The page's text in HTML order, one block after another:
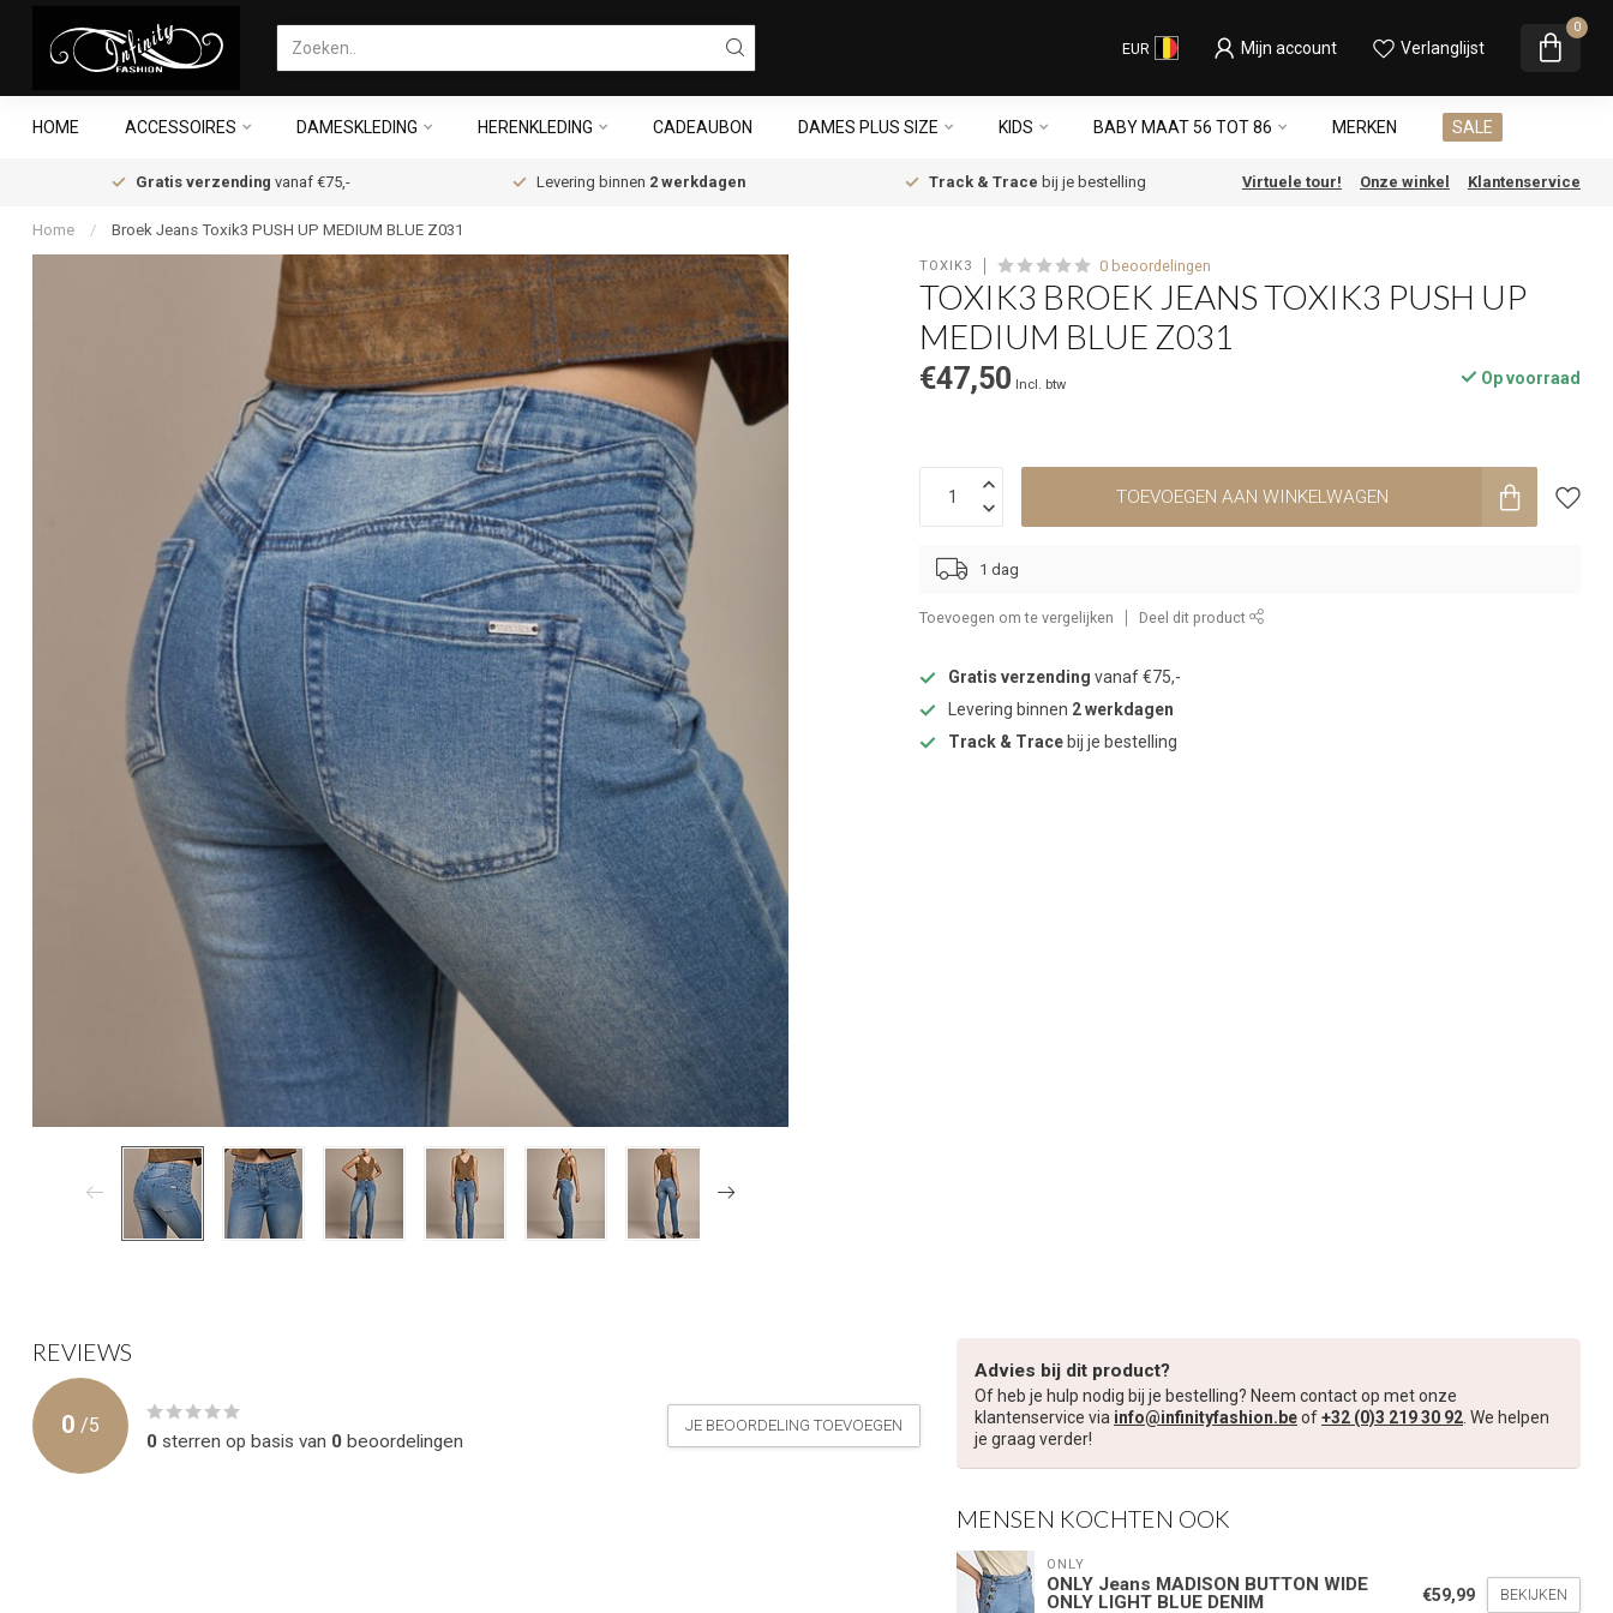
EUR Mijn account Verlanglijst
0
HOME ACCESSOIRES DAMESKLEDING HERENKLEDING CADEAUBON DAMES PLUS SIZE KIDS BABY MAAT 56 TOT 86 MERKEN SALE
Gratis verzending vanaf €75,- Levering binnen 2 werkdagen Track & Trace bij je bestelling Virtuele tour! Onze winkel Klantenservice
Home / Broek Jeans Toxik3 PUSH UP MEDIUM BLUE Z031
TOXIK3 0 beoordelingen
TOXIK3 BROEK JEANS TOXIK3 PUSH UP
MEDIUM BLUE Z031
€47,50 Incl. btw Op voorraad
TOEVOEGEN AAN WINKELWAGEN
1 dag
Toevoegen om te vergelijken Deel dit product
Gratis verzending vanaf €75,-
Levering binnen 2 werkdagen
Track & Trace bij je bestelling
REVIEWS
0 /5
0 sterren op basis van 0 beoordelingen
JE BEOORDELING TOEVOEGEN
Advies bij dit product?
Of heb je hulp nodig bij je bestelling? Neem contact op met onze
klantenservice via info@infinityfashion.beof+32 (0)3 219 30 92 . We helpen
je graag verder!
MENSEN KOCHTEN OOK
ONLY
ONLY Jeans MADISON BUTTON WIDE
ONLY LIGHT BLUE DENIM
€59,99 BEKIJKEN